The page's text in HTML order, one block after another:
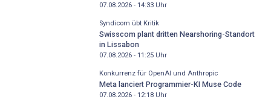
07.08.2026 - 14:33Uhr
Syndicom übt Kritik
Swisscom plant dritten Nearshoring-Standort
in Lissabon
07.08.2026 - 11:25Uhr
Konkurrenz für OpenAI und Anthropic
Meta lanciert Programmier-KI Muse Code
07.08.2026 - 12:18Uhr